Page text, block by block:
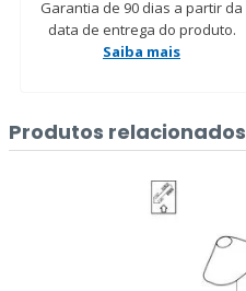
Garantia de 90 dias a partir da
data de entrega do produto.
Saiba mais
Produtos relacionados